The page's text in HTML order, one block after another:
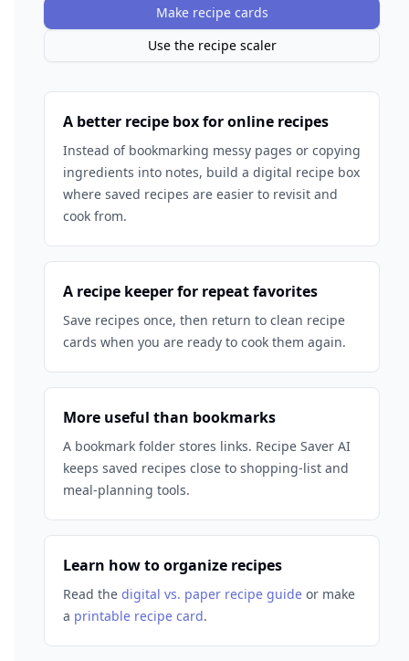
Make recipe cards
Use the recipe scaler
A better recipe box for online recipes
Instead of bookmarking messy pages or copying
ingredients into notes, build a digital recipe box
where saved recipes are easier to revisit and
cook from.
A recipe keeper for repeat favorites
Save recipes once, then return to clean recipe
cards when you are ready to cook them again.
More useful than bookmarks
A bookmark folder stores links. Recipe Saver AI
keeps saved recipes close to shopping-list and
meal-planning tools.
Learn how to organize recipes
Read the digital vs. paper recipe guide or make
a printable recipe card.